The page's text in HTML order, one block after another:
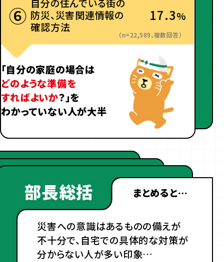
⑥ 防災、災害関連情報の
確認方法
17.3%
（n=22,589、複数回答）
「自分の家庭の場合は
どのような準備を
すればよいか？」を
わかっていない人が大半
部長総括 まとめると…
災害への意識はあるものの備えが
不十分で、自宅での具体的な対策が
分からない人が多い印象…